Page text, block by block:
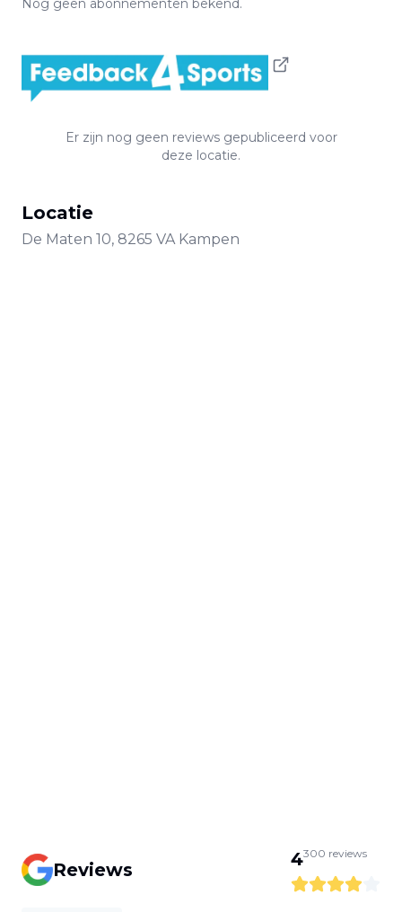
Nog geen abonnementen bekend.
Er zijn nog geen reviews gepubliceerd voor
deze locatie.
Locatie
De Maten 10, 8265 VA Kampen
Reviews 4300 reviews